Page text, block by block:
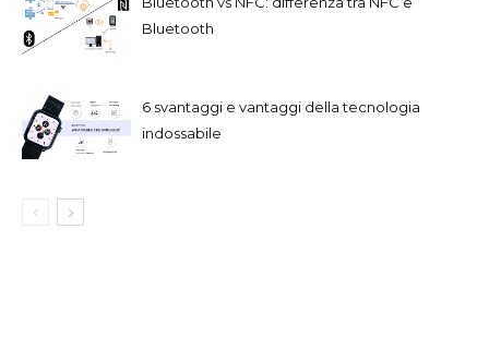
Bluetooth
6 svantaggi e vantaggi della tecnologia
indossabile